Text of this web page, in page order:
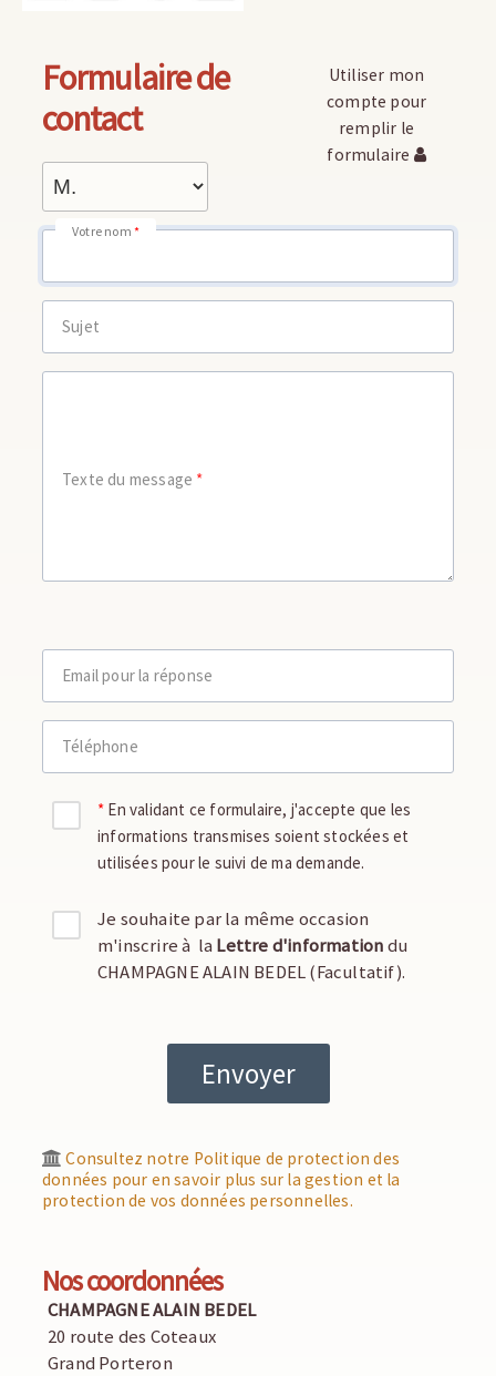
Utiliser mon
compte pour
remplir le
formulaire
Formulaire de
contact
Votre nom
Sujet
Texte du message
Email pour la réponse
Téléphone
En validant ce formulaire, j'accepte que les
informations transmises soient stockées et
utilisées pour le suivi de ma demande.
Je souhaite par la même occasion
m'inscrire à la Lettre d'informationdu
CHAMPAGNE ALAIN BEDEL (Facultatif).
Consultez notre Politique de protection des
données pour en savoir plus sur la gestion et la
protection de vos données personnelles.
Nos coordonnées
CHAMPAGNE ALAIN BEDEL
20 route des Coteaux
Grand Porteron